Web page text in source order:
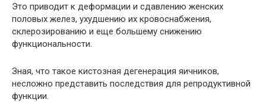
Это приводит к деформации и сдавлению женских
половых желез, ухудшению их кровоснабжения,
склерозированию и еще большему снижению
функциональности.
Зная, что такое кистозная дегенерация яичников,
несложно представить последствия для репродуктивной
функции.